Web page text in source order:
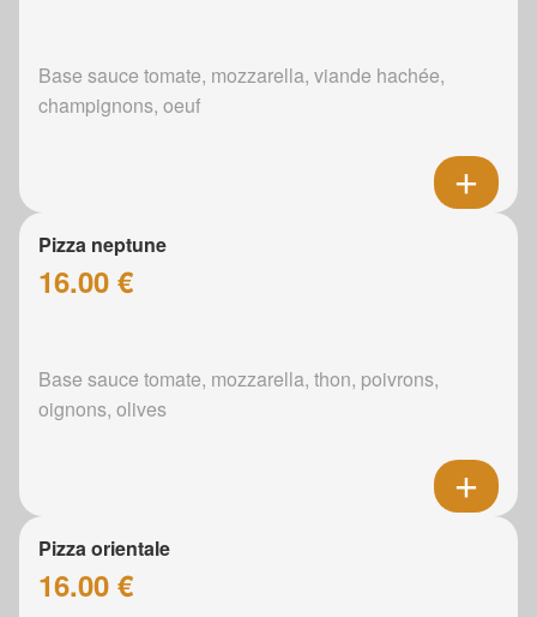
Base sauce tomate, mozzarella, viande hachée,
champignons, oeuf
Pizza neptune
16.00 €
Base sauce tomate, mozzarella, thon, poivrons,
oignons, olives
Pizza orientale
16.00 €